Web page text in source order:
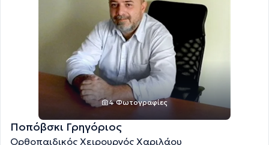
4 Φωτογραφίες
Ποπόβσκι Γρηγόριος
Ορθοπαιδικός Χειρουργός Χαριλάου